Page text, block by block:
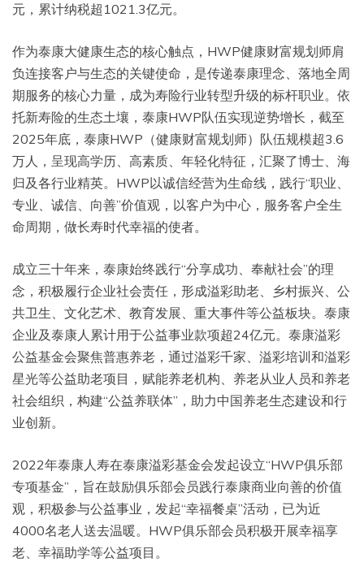
元，累计纳税超1021.3亿元。
作为泰康大健康生态的核心触点，HWP健康财富规划师肩
负连接客户与生态的关键使命，是传递泰康理念、落地全周
期服务的核心力量，成为寿险行业转型升级的标杆职业。依
托新寿险的生态土壤，泰康HWP队伍实现逆势增长，截至
2025年底，泰康HWP（健康财富规划师）队伍规模超3.6
万人，呈现高学历、高素质、年轻化特征，汇聚了博士、海
归及各行业精英。HWP以诚信经营为生命线，践行“职业、
专业、诚信、向善”价值观，以客户为中心，服务客户全生
命周期，做长寿时代幸福的使者。
成立三十年来，泰康始终践行“分享成功、奉献社会”的理
念，积极履行企业社会责任，形成溢彩助老、乡村振兴、公
共卫生、文化艺术、教育发展、重大事件等公益板块。泰康
企业及泰康人累计用于公益事业款项超24亿元。泰康溢彩
公益基金会聚焦普惠养老，通过溢彩千家、溢彩培训和溢彩
星光等公益助老项目，赋能养老机构、养老从业人员和养老
社会组织，构建“公益养联体”，助力中国养老生态建设和行
业创新。
2022年泰康人寿在泰康溢彩基金会发起设立“HWP俱乐部
专项基金”，旨在鼓励俱乐部会员践行泰康商业向善的价值
观，积极参与公益事业，发起“幸福餐桌”活动，已为近
4000名老人送去温暖。HWP俱乐部会员积极开展幸福享
老、幸福助学等公益项目。